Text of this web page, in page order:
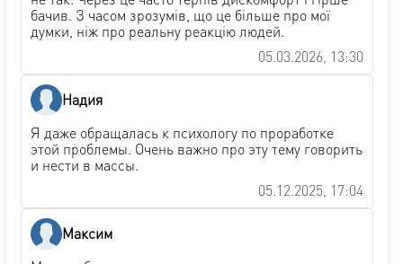
бачив. З часом зрозумів, що це більше про мої
думки, ніж про реальну реакцію людей.
05.03.2026, 13:30
Надия
Я даже обращалась к психологу по проработке
этой проблемы. Очень важно про эту тему говорить
и нести в массы.
05.12.2025, 17:04
Максим